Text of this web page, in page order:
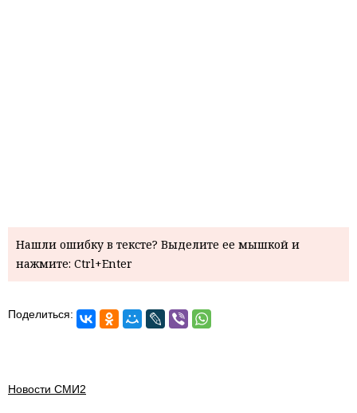
Нашли ошибку в тексте? Выделите ее мышкой и
нажмите: Ctrl+Enter
Поделиться:
Новости СМИ2